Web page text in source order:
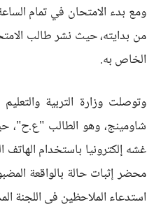
من بدايته، حيث نشر طالب
الخاص به.
وتوصلت وزارة التربية
شاومينج، وهو الطالب "ع.ح"،
غشه إلكترونيا باستخدام
محضر إثبات حالة بالواقعة
استدعاء الملاحظين فى اللجنة